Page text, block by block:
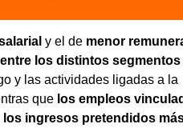
y el de menor
los distintos segmentos
y las actividades ligadas a la
que los empleos
ingresos pretendidos